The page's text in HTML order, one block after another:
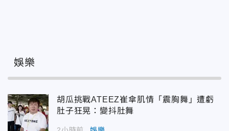
娛樂
胡瓜挑戰ATEEZ崔傘肌情「震胸舞」遭虧
肚子狂晃：變抖肚舞